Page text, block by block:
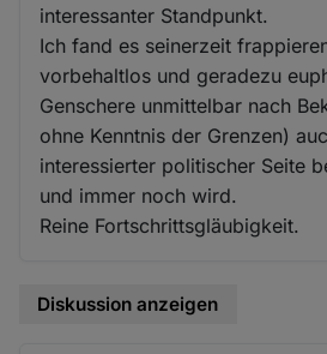
interessanter Standpunkt.
Ich fand es seinerzeit
vorbehaltlos und geradezu
Genschere unmittelbar nach
ohne Kenntnis der Grenzen)
interessierter politischer Seite
und immer noch wird.
Reine Fortschrittsgläubigkeit.
Diskussion anzeigen